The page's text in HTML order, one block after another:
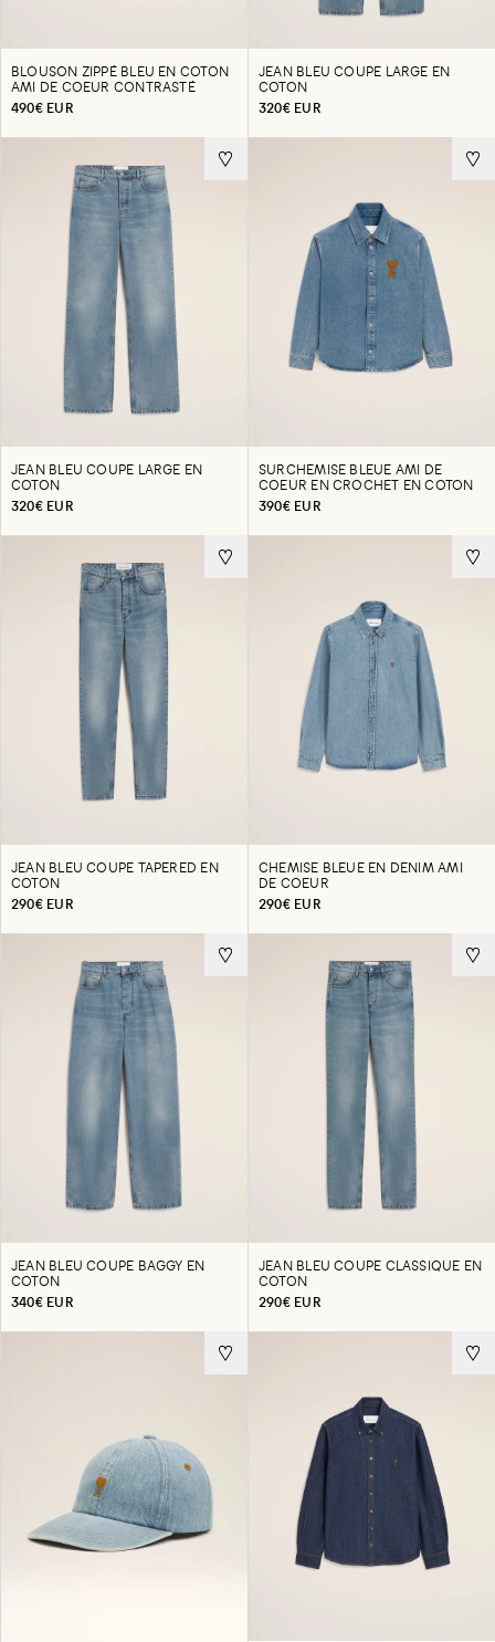
BLOUSON ZIPPÉ BLEU EN COTON
AMI DE COEUR CONTRASTÉ
490€ EUR
JEAN BLEU COUPE LARGE EN
COTON
320€ EUR
JEAN BLEU COUPE LARGE EN
COTON
320€ EUR
SURCHEMISE BLEUE AMI DE
COEUR EN CROCHET EN COTON
390€ EUR
JEAN BLEU COUPE TAPERED EN
COTON
290€ EUR
CHEMISE BLEUE EN DENIM AMI
DE COEUR
290€ EUR
JEAN BLEU COUPE BAGGY EN
COTON
340€ EUR
JEAN BLEU COUPE CLASSIQUE EN
COTON
290€ EUR